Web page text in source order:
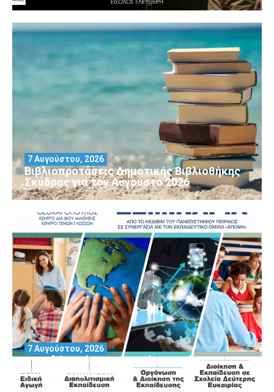
Βιβλιοπροτάσεις Δημοτικής Βιβλιοθήκης
Σκύδρας για τον Αύγούστο 2026
7 Αυγούστου, 2026
Μοριοδοτούμενα Σεμινάρια από το
Πανεπιστήμιο Πειραιά
7 Αυγούστου, 2026